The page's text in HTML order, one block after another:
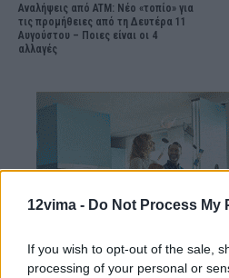
12vima - Do Not Process My
If you wish to opt-out of the sale,
processing of your personal or
Αναλήψεις από ATM: Νέο «τοπίο» για
τις προμήθειες από τη Δευτέρα 11
Αυγούστου – Ποιες είναι οι 4
αλλαγές